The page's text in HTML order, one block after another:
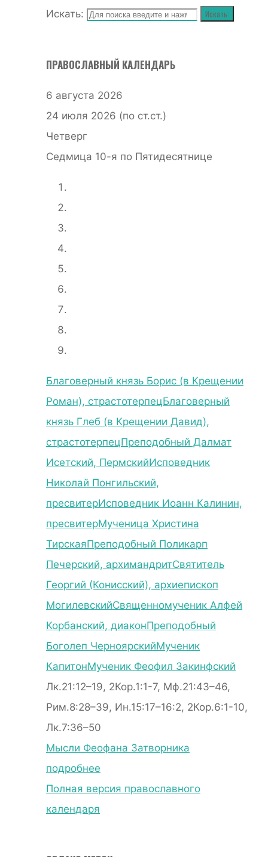
Искать: Искать:
ПРАВОСЛАВНЫЙ КАЛЕНДАРЬ
6 августа 2026
24 июля 2026 (по ст.ст.)
Четверг
Седмица 10-я по Пятидесятнице
Благоверный князь Борис (в Крещении
Роман), страстотерпецБлаговерный
князь Глеб (в Крещении Давид),
страстотерпецПреподобный Далмат
Исетский, ПермскийИсповедник
Николай Понгильский,
пресвитерИсповедник Иоанн Калинин,
пресвитерМученица Христина
ТирскаяПреподобный Поликарп
Печерский, архимандритСвятитель
Георгий (Конисский), архиепископ
МогилевскийСвященномученик Алфей
Корбанский, диаконПреподобный
Боголеп ЧерноярскийМученик
КапитонМученик Феофил Закинфский
Лк.21:12–19, 2Кор.1:1-7, Мф.21:43–46,
Рим.8:28–39, Ин.15:17–16:2, 2Кор.6:1-10,
Лк.7:36–50
Мысли Феофана Затворника
подробнее
Полная версия православного
календаря